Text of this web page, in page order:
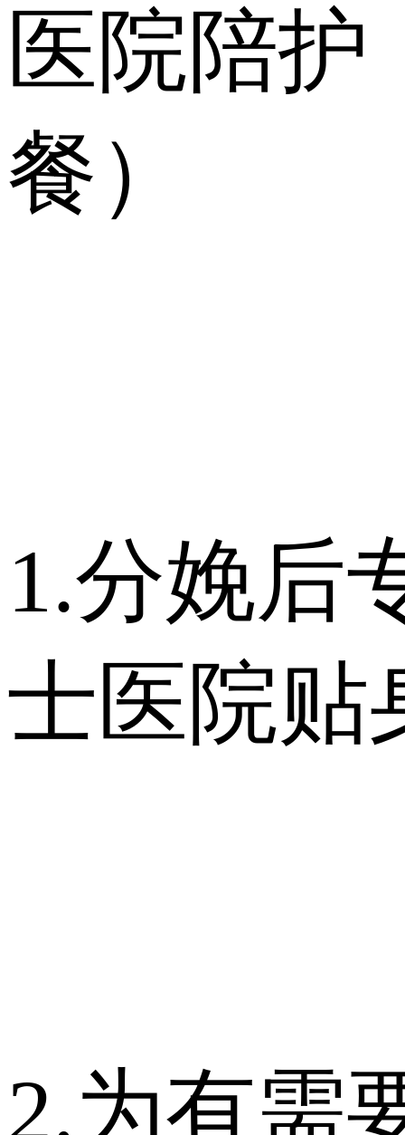
医院陪
餐）
1.分娩后
士医院贴
2.为有需